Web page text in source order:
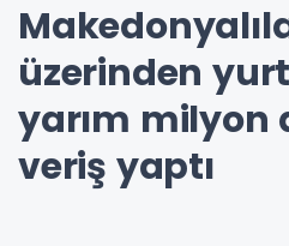
üzerinden yurt
yarım milyon
veriş yaptı